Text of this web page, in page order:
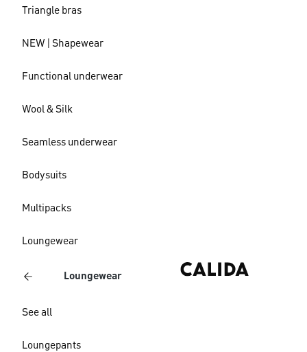
Triangle bras
NEW | Shapewear
Functional underwear
Wool & Silk
Seamless underwear
Bodysuits
Multipacks
Loungewear
Loungewear
See all
Loungepants